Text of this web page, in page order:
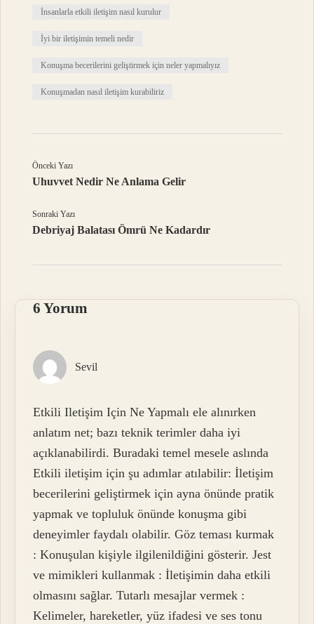
İnsanlarla etkili iletişim nasıl kurulur
İyi bir iletişimin temeli nedir
Konuşma becerilerini geliştirmek için neler yapmalıyız
Konuşmadan nasıl iletişim kurabiliriz
Önceki Yazı
Uhuvvet Nedir Ne Anlama Gelir
Sonraki Yazı
Debriyaj Balatası Ömrü Ne Kadardır
6 Yorum
Sevil
Etkili Iletişim Için Ne Yapmalı ele alınırken
anlatım net; bazı teknik terimler daha iyi
açıklanabilirdi. Buradaki temel mesele aslında
Etkili iletişim için şu adımlar atılabilir: İletişim
becerilerini geliştirmek için ayna önünde pratik
yapmak ve topluluk önünde konuşma gibi
deneyimler faydalı olabilir. Göz teması kurmak
: Konuşulan kişiyle ilgilenildiğini gösterir. Jest
ve mimikleri kullanmak : İletişimin daha etkili
olmasını sağlar. Tutarlı mesajlar vermek :
Kelimeler, hareketler, yüz ifadesi ve ses tonu